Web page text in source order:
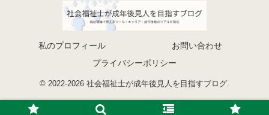
私のプロフィール
お問い合わせ
プライバシーポリシー
© 2022-2026 社会福祉士が成年後見人を目指すブログ.